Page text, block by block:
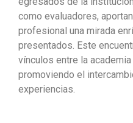
como evaluadores,
profesional una mirada
presentados. Este
vínculos entre la
promoviendo el
experiencias.